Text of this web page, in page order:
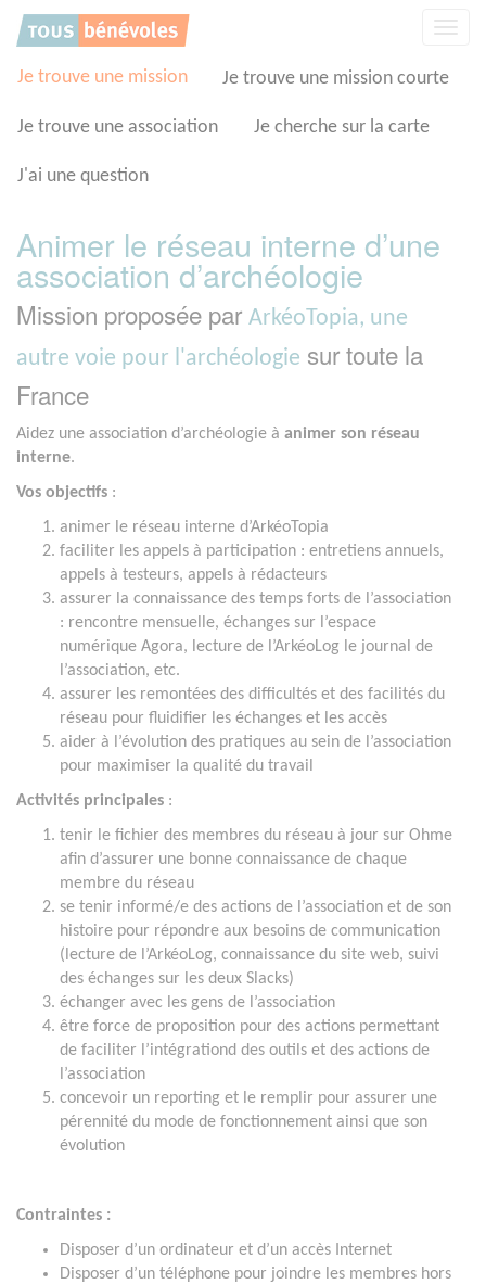
Je trouve une mission Je trouve une mission courte
Je trouve une association Je cherche sur la carte
J'ai une question
Animer le réseau interne d’une
association d’archéologie
Mission proposée par ArkéoTopia, une
autre voie pour l'archéologie sur toute la
France
Aidez une association d’archéologie à animer son réseau
interne.
Vos objectifs :
animer le réseau interne d’ArkéoTopia
faciliter les appels à participation : entretiens annuels,
appels à testeurs, appels à rédacteurs
assurer la connaissance des temps forts de l’association
: rencontre mensuelle, échanges sur l’espace
numérique Agora, lecture de l’ArkéoLog le journal de
l’association, etc.
assurer les remontées des difficultés et des facilités du
réseau pour fluidifier les échanges et les accès
aider à l’évolution des pratiques au sein de l’association
pour maximiser la qualité du travail
Activités principales :
tenir le fichier des membres du réseau à jour sur Ohme
afin d’assurer une bonne connaissance de chaque
membre du réseau
se tenir informé/e des actions de l’association et de son
histoire pour répondre aux besoins de communication
(lecture de l’ArkéoLog, connaissance du site web, suivi
des échanges sur les deux Slacks)
échanger avec les gens de l’association
être force de proposition pour des actions permettant
de faciliter l’intégrationd des outils et des actions de
l’association
concevoir un reporting et le remplir pour assurer une
pérennité du mode de fonctionnement ainsi que son
évolution
Contraintes :
Disposer d’un ordinateur et d’un accès Internet
Disposer d’un téléphone pour joindre les membres hors
Panneau de gestion des cookies